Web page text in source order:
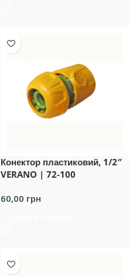
Конектор пластиковий, 1/2″
VERANO | 72-100
60,00 грн